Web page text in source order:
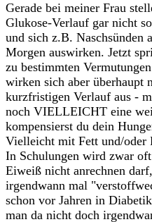
Gerade bei meiner Frau
Glukose-Verlauf gar nicht
und sich z.B. Naschsünden
Morgen auswirken. Jetzt
zu bestimmten
wirken sich aber überhaupt
kurzfristigen Verlauf aus -
noch VIELLEICHT eine
kompensierst du dein
Vielleicht mit Fett und/oder
In Schulungen wird zwar
Eiweiß nicht anrechnen
irgendwann mal
schon vor Jahren in
man da nicht doch